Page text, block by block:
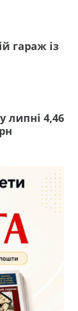
гараж із
липні 4,46